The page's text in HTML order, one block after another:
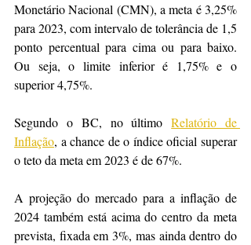
Monetário Nacional (CMN), a meta é 3,25%
para 2023, com intervalo de tolerância de 1,5
ponto percentual para cima ou para baixo.
Ou seja, o limite inferior é 1,75% e o
superior 4,75%.
Segundo o BC, no último Relatório de
Inflação, a chance de o índice oficial superar
o teto da meta em 2023 é de 67%.
A projeção do mercado para a inflação de
2024 também está acima do centro da meta
prevista, fixada em 3%, mas ainda dentro do